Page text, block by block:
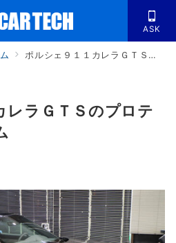
ASK
ポルシェ９１１カレラＧＴＳのプロテクションフィルム
レラＧＴＳのプロテ